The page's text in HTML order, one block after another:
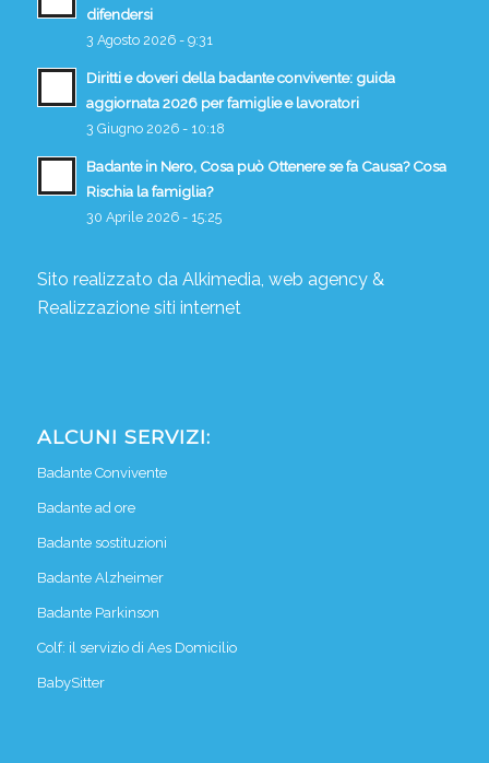
difendersi
3 Agosto 2026 - 9:31
Diritti e doveri della badante convivente: guida
aggiornata 2026 per famiglie e lavoratori
3 Giugno 2026 - 10:18
Badante in Nero, Cosa può Ottenere se fa Causa? Cosa
Rischia la famiglia?
30 Aprile 2026 - 15:25
Sito realizzato da Alkimedia, web agency&
Realizzazione siti internet
ALCUNI SERVIZI:
Badante Convivente
Badante ad ore
Badante sostituzioni
Badante Alzheimer
Badante Parkinson
Colf: il servizio di Aes Domicilio
BabySitter